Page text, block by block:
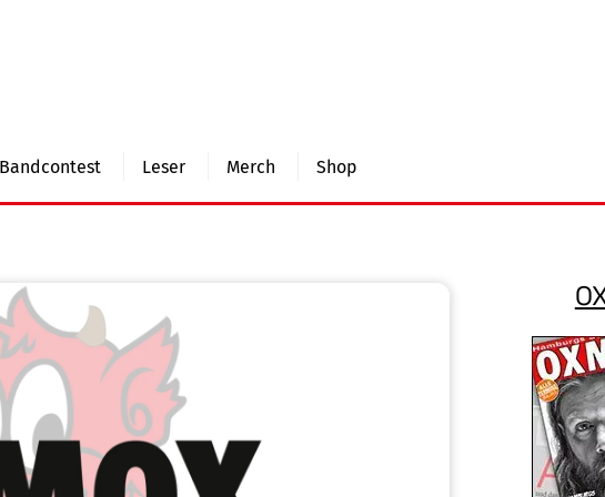
Bandcontest Leser Merch Shop